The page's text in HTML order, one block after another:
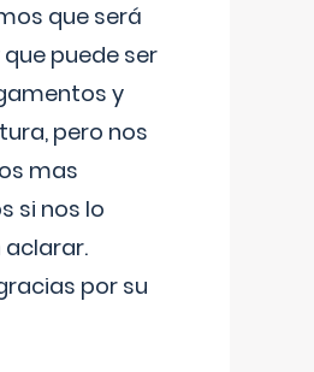
que será
puede ser
y
pero nos
mas
si nos lo
aclarar.
por su